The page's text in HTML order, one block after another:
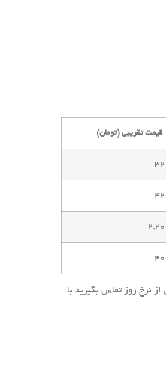
قیمت تقریبی (تومان)
بوده و تقریبی هستند. مبلغ نهایی پس از بازدید و اندازه‌گیری دقیق اعلام می‌شود. 15/5/1404 برای آگاهی از نرخ روز تماس بگیرید با